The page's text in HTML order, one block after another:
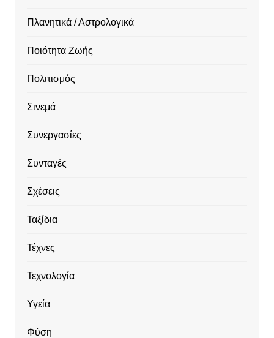
Πλανητικά / Αστρολογικά
Ποιότητα Ζωής
Πολιτισμός
Σινεμά
Συνεργασίες
Συνταγές
Σχέσεις
Ταξίδια
Τέχνες
Τεχνολογία
Υγεία
Φύση